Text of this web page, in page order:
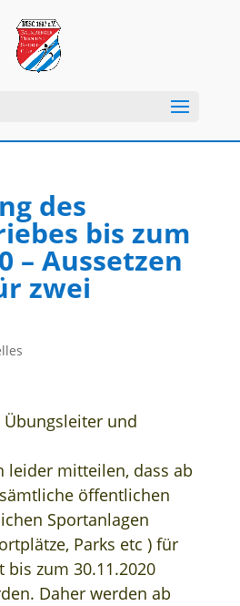
des
bis zum
– Aussetzen
zwei
und
leider mitteilen, dass ab
öffentlichen
Sportanlagen
Parks etc ) für
bis zum 30.11.2020
Daher werden ab